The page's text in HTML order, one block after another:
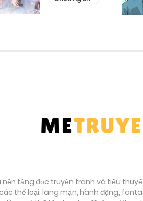
nền tảng đọc truyện tranh và tiểu
thể loại: lãng mạn, hành động,